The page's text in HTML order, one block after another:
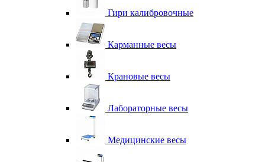
Гири калибровочные
Карманные весы
Крановые весы
Лабораторные весы
Медицинские весы